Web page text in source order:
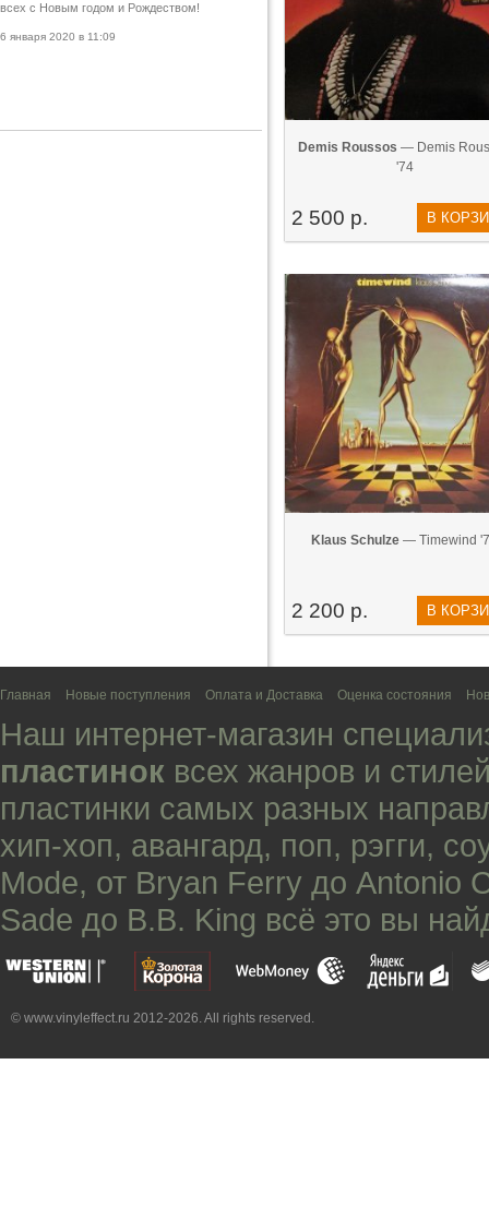
всех с Новым годом и Рождеством!
6 января 2020 в 11:09
Demis Roussos — Demis
'74
2 500 р. В
Klaus Schulze — Timewind
2 200 р. В
Главная Новые поступления Оплата и Доставка Оценка состояния
Наш интернет-магазин
пластинок всех жанров и
пластинки самых разных
хип-хоп, авангард, поп, рэгги,
Mode, от Bryan Ferry до Antonio
Sade до B.B. King всё это вы
© www.vinyleffect.ru 2012-2026. All rights reserved.